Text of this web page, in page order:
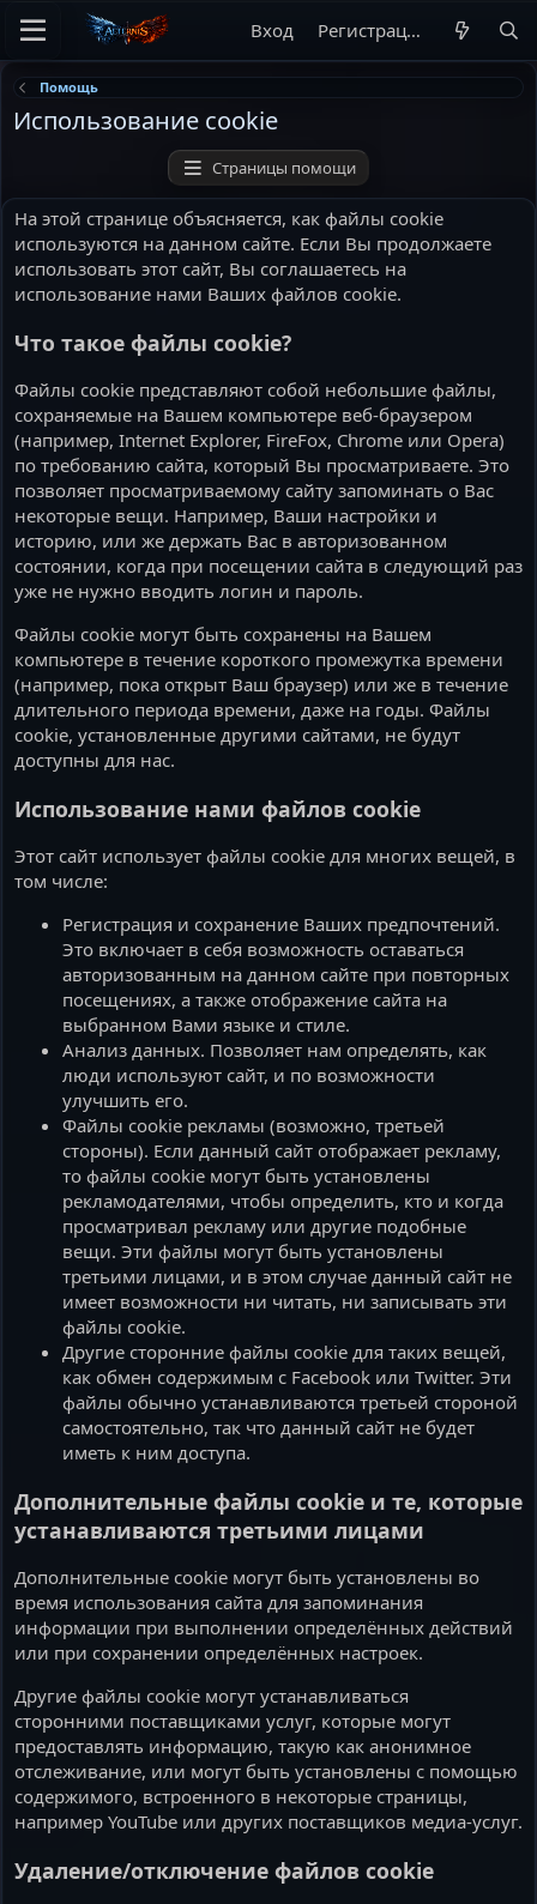
Вход Регистрация
Помощь
Использование cookie
Страницы помощи
На этой странице объясняется, как файлы cookie
используются на данном сайте. Если Вы продолжаете
использовать этот сайт, Вы соглашаетесь на
использование нами Ваших файлов cookie.
Что такое файлы cookie?
Файлы cookie представляют собой небольшие файлы,
сохраняемые на Вашем компьютере веб-браузером
(например, Internet Explorer, FireFox, Chrome или Opera)
по требованию сайта, который Вы просматриваете. Это
позволяет просматриваемому сайту запоминать о Вас
некоторые вещи. Например, Ваши настройки и
историю, или же держать Вас в авторизованном
состоянии, когда при посещении сайта в следующий раз
уже не нужно вводить логин и пароль.
Файлы cookie могут быть сохранены на Вашем
компьютере в течение короткого промежутка времени
(например, пока открыт Ваш браузер) или же в течение
длительного периода времени, даже на годы. Файлы
cookie, установленные другими сайтами, не будут
доступны для нас.
Использование нами файлов cookie
Этот сайт использует файлы cookie для многих вещей, в
том числе:
Регистрация и сохранение Ваших предпочтений.
Это включает в себя возможность оставаться
авторизованным на данном сайте при повторных
посещениях, а также отображение сайта на
выбранном Вами языке и стиле.
Анализ данных. Позволяет нам определять, как
люди используют сайт, и по возможности
улучшить его.
Файлы cookie рекламы (возможно, третьей
стороны). Если данный сайт отображает рекламу,
то файлы cookie могут быть установлены
рекламодателями, чтобы определить, кто и когда
просматривал рекламу или другие подобные
вещи. Эти файлы могут быть установлены
третьими лицами, и в этом случае данный сайт не
имеет возможности ни читать, ни записывать эти
файлы cookie.
Другие сторонние файлы cookie для таких вещей,
как обмен содержимым с Facebook или Twitter. Эти
файлы обычно устанавливаются третьей стороной
самостоятельно, так что данный сайт не будет
иметь к ним доступа.
Дополнительные файлы cookie и те, которые
устанавливаются третьими лицами
Дополнительные cookie могут быть установлены во
время использования сайта для запоминания
информации при выполнении определённых действий
или при сохранении определённых настроек.
Другие файлы cookie могут устанавливаться
сторонними поставщиками услуг, которые могут
предоставлять информацию, такую как анонимное
отслеживание, или могут быть установлены с помощью
содержимого, встроенного в некоторые страницы,
например YouTube или других поставщиков медиа-услуг.
Удаление/отключение файлов cookie